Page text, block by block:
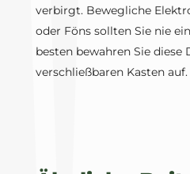
verbirgt. Bewegliche
oder Föns sollten Sie nie
besten bewahren Sie diese
verschließbaren Kasten auf.